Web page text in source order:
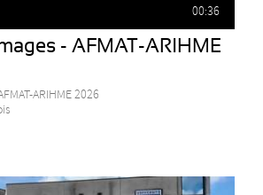
00:36
- AFMAT-ARIHME
ARIHME 2026